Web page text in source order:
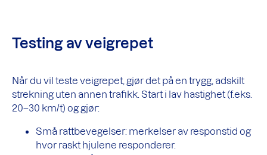
Testing av veigrepet
Når du vil teste veigrepet, gjør det på en trygg, adskilt
strekning uten annen trafikk. Start i lav hastighet (f.eks.
20–30 km/t) og gjør:
Små rattbevegelser: merkelser av responstid og
hvor raskt hjulene responderer.